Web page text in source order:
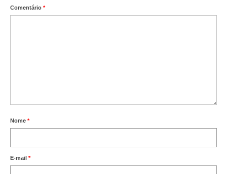
Comentário *
Nome *
E-mail *